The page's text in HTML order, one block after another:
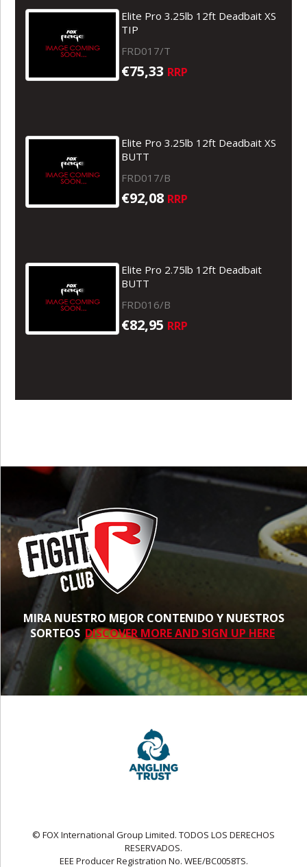
Elite Pro 3.25lb 12ft Deadbait XS
TIP
FRD017/T
€75,33 RRP
Elite Pro 3.25lb 12ft Deadbait XS
BUTT
FRD017/B
€92,08 RRP
Elite Pro 2.75lb 12ft Deadbait
BUTT
FRD016/B
€82,95 RRP
MIRA NUESTRO MEJOR CONTENIDO Y NUESTROS
SORTEOS DISCOVER MORE AND SIGN UP HERE
© FOX International Group Limited. TODOS LOS DERECHOS
RESERVADOS.
EEE Producer Registration No. WEE/BC0058TS.